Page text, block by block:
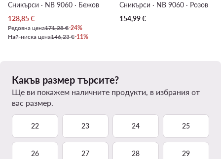
Сникърси · NB 9060 · Бежов
Актуална цена
128,85€
Редовна цена171,28 €-24%
Най-ниска цена146,23 €-11%
Сникърси · NB 9060 · Розов
154,99€
Какъв размер търсите?
Ще ви покажем наличните продукти, в избрания от
вас размер.
22 23 24 25
26 27 28 29